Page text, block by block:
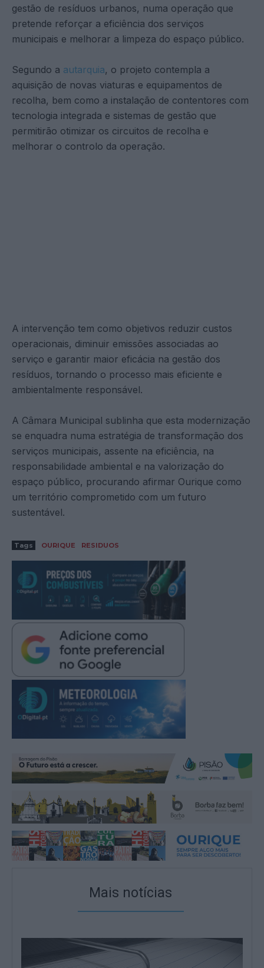
gestão de resíduos urbanos, numa operação que
pretende reforçar a eficiência dos serviços
municipais e melhorar a limpeza do espaço público.
Segundo a autarquia, o projeto contempla a
aquisição de novas viaturas e equipamentos de
recolha, bem como a instalação de contentores com
tecnologia integrada e sistemas de gestão que
permitirão otimizar os circuitos de recolha e
melhorar o controlo da operação.
A intervenção tem como objetivos reduzir custos
operacionais, diminuir emissões associadas ao
serviço e garantir maior eficácia na gestão dos
resíduos, tornando o processo mais eficiente e
ambientalmente responsável.
A Câmara Municipal sublinha que esta modernização
se enquadra numa estratégia de transformação dos
serviços municipais, assente na eficiência, na
responsabilidade ambiental e na valorização do
espaço público, procurando afirmar Ourique como
um território comprometido com um futuro
sustentável.
Tags OURIQUE RESIDUOS
Mais notícias